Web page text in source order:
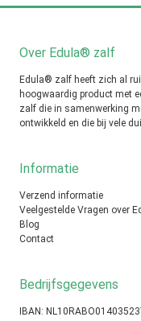
Over Edula® zalf
Edula® zalf heeft zich al
hoogwaardig product met
zalf die in samenwerking
ontwikkeld en die bij vele
Informatie
Verzend informatie
Veelgestelde Vragen over
Blog
Contact
Bedrijfsgegevens
IBAN: